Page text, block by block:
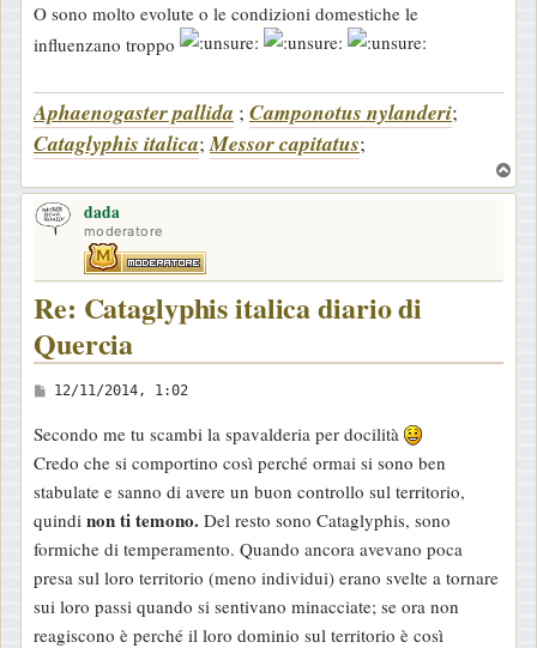
O sono molto evolute o le condizioni domestiche le
influenzano troppo
Aphaenogaster pallida ; Camponotus nylanderi;
Cataglyphis italica;Messor capitatus;
o
dada
moderatore
Re: Cataglyphis italica diario di
Quercia
M
s
s
a
g
g
i
o
12/11/2014, 1:02
Secondo me tu scambi la spavalderia per docilità
Credo che si comportino così perché ormai si sono ben
stabulate e sanno di avere un buon controllo sul territorio,
quindi non ti temono. Del resto sono Cataglyphis, sono
formiche di temperamento. Quando ancora avevano poca
presa sul loro territorio (meno individui) erano svelte a tornare
sui loro passi quando si sentivano minacciate; se ora non
reagiscono è perché il loro dominio sul territorio è così